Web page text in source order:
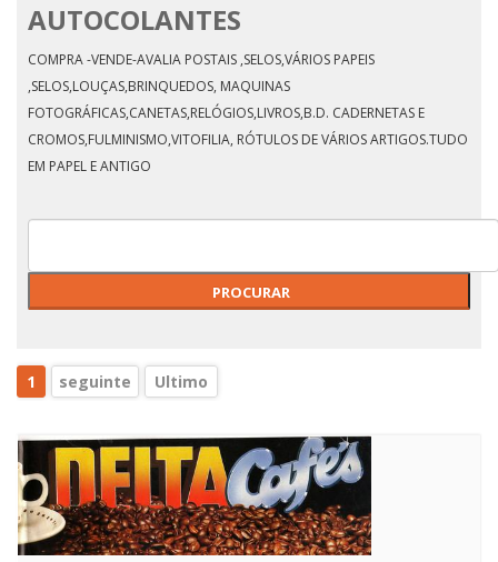
AUTOCOLANTES
COMPRA -VENDE-AVALIA POSTAIS ,SELOS,VÁRIOS PAPEIS
,SELOS,LOUÇAS,BRINQUEDOS, MAQUINAS
FOTOGRÁFICAS,CANETAS,RELÓGIOS,LIVROS,B.D. CADERNETAS E
CROMOS,FULMINISMO,VITOFILIA, RÓTULOS DE VÁRIOS ARTIGOS.TUDO
EM PAPEL E ANTIGO
1 seguinte Ultimo